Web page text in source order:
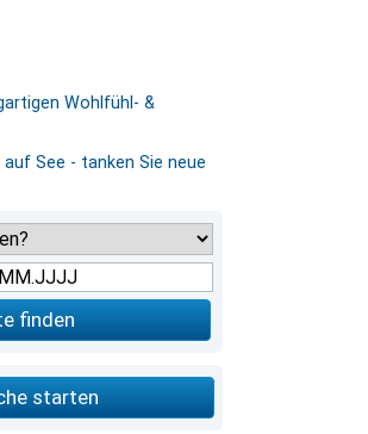
Wohlfühl- &
See - tanken Sie neue
finden
starten